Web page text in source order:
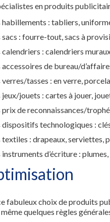
en produits
habillements : tabliers,
sacs : fourre-tout, sacs à
calendriers : calendriers
accessoires de bureau/
verres/tasses : en verre,
jeux/jouets : cartes à jouer,
prix de reconnaissances/
dispositifs technologiques :
textiles : drapeaux, serviettes,
instruments d’écriture :
fabuleux choix de produits
quelques règles